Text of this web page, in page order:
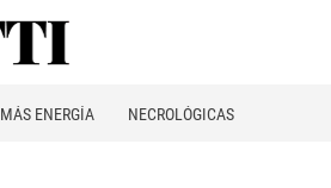
MÁS ENERGÍA NECROLÓGICAS